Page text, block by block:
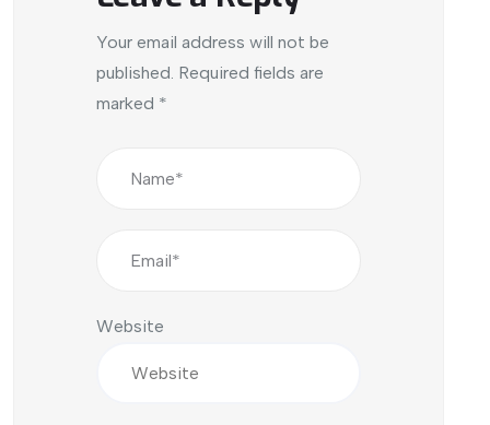
Your email address will not be
published. Required fields are
marked *
Website